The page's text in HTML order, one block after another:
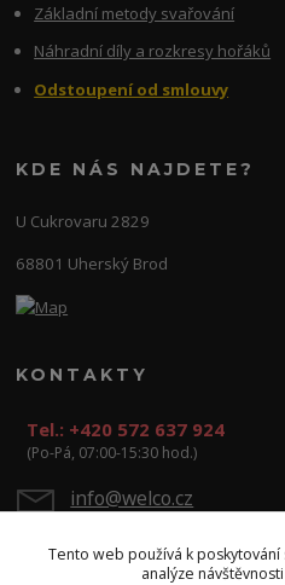
Základní metody svařování
Náhradní díly a rozkresy hořáků
Odstoupení od smlouvy
KDE NÁS NAJDETE?
U Cukrovaru 2829
68801 Uherský Brod
KONTAKTY
Tel.: +420 572 637 924
(Po-Pá, 07:00-15:30 hod.)
info@welco.cz
Tento web používá k
analýze